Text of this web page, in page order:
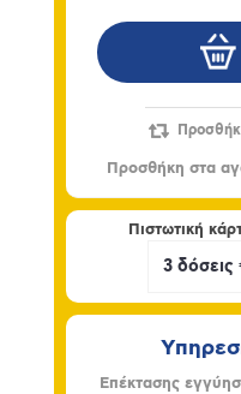
Πιστωτική
Επέκτασης